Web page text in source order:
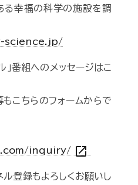
る幸福の科学の施設を調
science.jp/
」番組へのメッセージはこ
こちらのフォームからで
inquiry/ open_in_new
登録もよろしくお願いし